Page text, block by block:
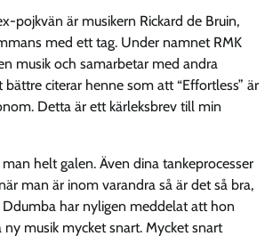
pojkvän är musikern Rickard de Bruin,
med ett tag. Under namnet RMK
musik och samarbetar med andra
bättre citerar henne som att “Effortless” är
Detta är ett kärleksbrev till min
helt galen. Även dina tankeprocesser
man är inom varandra så är det så bra,
har nyligen meddelat att hon
musik mycket snart. Mycket snart